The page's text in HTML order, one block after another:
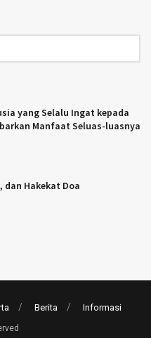
yang Selalu Ingat kepada
Manfaat Seluas-luasnya
dan Hakekat Doa
Berita Informasi